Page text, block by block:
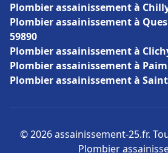
Plombier assainissement à
Plombier assainissement à
59890
Plombier assainissement à
Plombier assainissement à
Plombier assainissement à
© 2026 assainissement-25.fr.
Plombier